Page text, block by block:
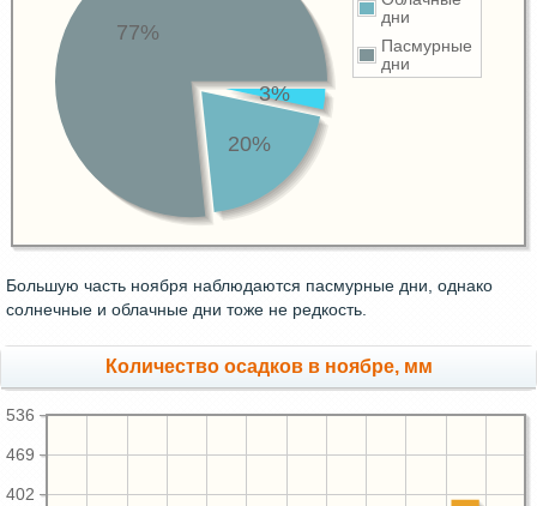
дни
Пасмурные
дни
3%
20%
77%
Большую часть ноября наблюдаются пасмурные дни, однако
солнечные и облачные дни тоже не редкость.
Количество осадков в ноябре, мм
402
469
536